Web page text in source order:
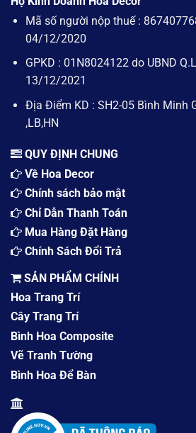
nghị
từ
Hơn
–
Hoa
Hơn
Hoa
Mã số người nộp thuế :
04/12/2020
GPKD : 01N8024122 do UBND
13/12/2021
Địa Điểm KD : SH2-05 Bình Minh
,LB,HN
QUY ĐỊNH CHUNG
Về Hoa Decor
Chính sách bảo mật
Chỉ Dẫn Thanh Toán
Mua Hàng Đặt Hàng
Chính Sách Đổi Trả
SẢN PHẨM CHÍNH
Hoa Trang Trí
Cây Trang Trí
Bình Hoa Composite
Vẽ Tranh Tường
Bình Hoa Để Bàn